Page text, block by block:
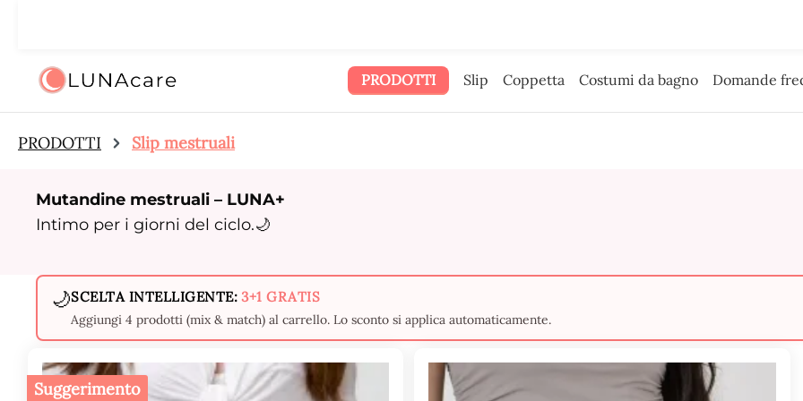
PRODOTTI Slip Coppetta Costumi da bagno Domande
PRODOTTI Slip mestruali
Mutandine mestruali – LUNA+
Intimo per i giorni del ciclo.🌙
🌙SCELTA INTELLIGENTE: 3+1 GRATIS
Aggiungi 4 prodotti (mix & match) al carrello. Lo sconto si applica automaticamente.
Suggerimento